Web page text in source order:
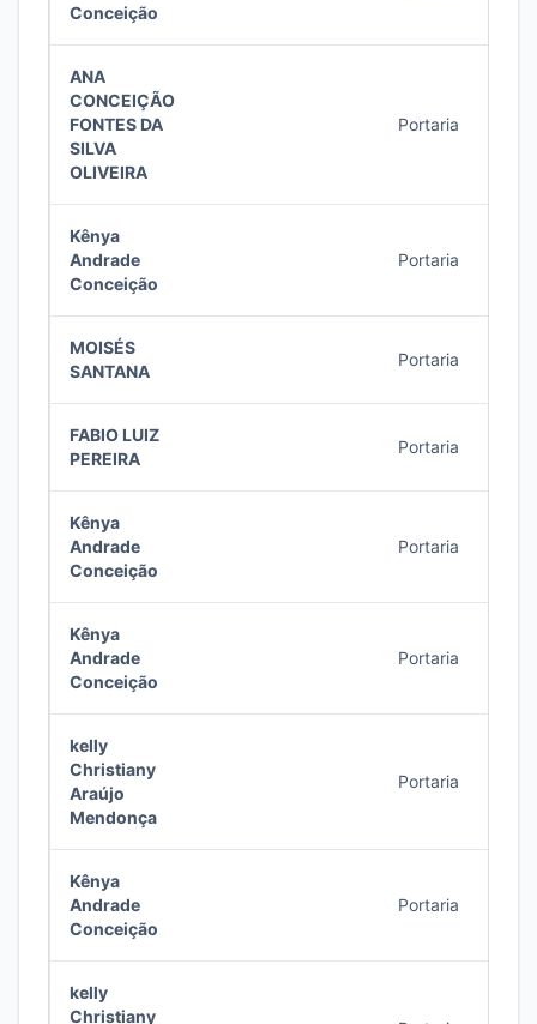
Conceição
ANA
CONCEIÇÃO
FONTES DA
SILVA
OLIVEIRA
Portaria
Kênya
Andrade
Conceição
Portaria
MOISÉS
SANTANA
Portaria
FABIO LUIZ
PEREIRA
Portaria
Kênya
Andrade
Conceição
Portaria
Kênya
Andrade
Conceição
Portaria
kelly
Christiany
Araújo
Mendonça
Portaria
Kênya
Andrade
Conceição
Portaria
kelly
Christiany